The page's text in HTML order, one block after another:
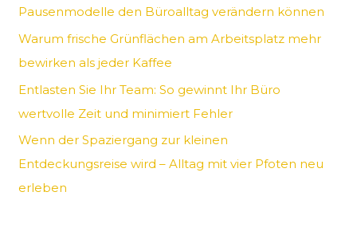
h
:
Pausenmodelle den Büroalltag verändern können
Warum frische Grünflächen am Arbeitsplatz mehr
bewirken als jeder Kaffee
Entlasten Sie Ihr Team: So gewinnt Ihr Büro
wertvolle Zeit und minimiert Fehler
Wenn der Spaziergang zur kleinen
Entdeckungsreise wird – Alltag mit vier Pfoten neu
erleben